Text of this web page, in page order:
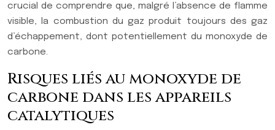
crucial de comprendre que, malgré l’absence de flamme
visible, la combustion du gaz produit toujours des gaz
d’échappement, dont potentiellement du monoxyde de
carbone.
Risques liés au monoxyde de
carbone dans les appareils
catalytiques